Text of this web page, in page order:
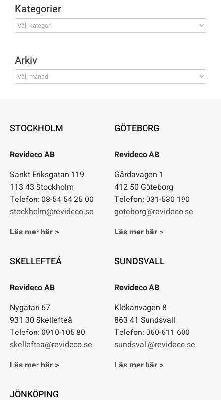
Kategorier
Kategorier
Arkiv
Arkiv
STOCKHOLM
Revideco AB
Sankt Eriksgatan 119
113 43 Stockholm
Telefon: 08-54 54 25 00
stockholm@revideco.se
Läs mer här >
GÖTEBORG
Revideco AB
Gårdavägen 1
412 50 Göteborg
Telefon: 031-530 190
goteborg@revideco.se
Läs mer här >
SKELLEFTEÅ
Revideco AB
Nygatan 67
931 30 Skellefteå
Telefon: 0910-105 80
skelleftea@revideco.se
Läs mer här >
SUNDSVALL
Revideco AB
Klökanvägen 8
863 41 Sundsvall
Telefon: 060-611 600
sundsvall@revideco.se
Läs mer här >
JÖNKÖPING